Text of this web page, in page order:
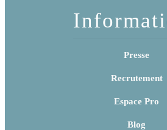
Presse
Recrutement
Espace Pro
Blog